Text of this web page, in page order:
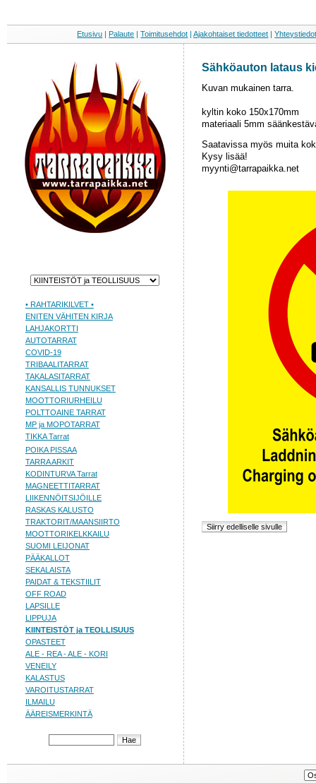
Etusivu |Palaute |Toimitusehdot |Ajakohtaiset tiedotteet |
• RAHTARIKILVET •
ENITEN VÄHITEN KIRJA
LAHJAKORTTI
AUTOTARRAT
COVID-19
TRIBAALITARRAT
TAKALASITARRAT
KANSALLIS TUNNUKSET
MOOTTORIURHEILU
POLTTOAINE TARRAT
MP ja MOPOTARRAT
TIKKA Tarrat
POIKA PISSAA
TARRA ARKIT
KODINTURVA Tarrat
MAGNEETTITARRAT
LIIKENNÖITSIJÖILLE
RASKAS KALUSTO
TRAKTORIT/MAANSIIRTO
MOOTTORIKELKKAILU
SUOMI LEIJONAT
PÄÄKALLOT
SEKALAISTA
PAIDAT & TEKSTIILIT
OFF ROAD
LAPSILLE
LIPPUJA
KIINTEISTÖT ja TEOLLISUUS
OPASTEET
ALE - REA - ALE - KORI
VENEILY
KALASTUS
VAROITUSTARRAT
ILMAILU
ÄÄREISMERKINTÄ
Sähköauton lataus
Kuvan mukainen tarra.
kyltin koko 150x170mm
materiaali 5mm
Saatavissa myös muita
Kysy lisää!
myynti@tarrapaikka.net